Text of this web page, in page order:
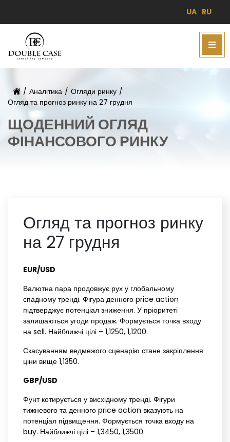
UA RU
/ Аналітика / Огляди ринку /
Огляд та прогноз ринку на 27 грудня
ЩОДЕННИЙ ОГЛЯД
ФІНАНСОВОГО РИНКУ
Огляд та прогноз ринку
на 27 грудня
EUR/USD‌ ‌
Валютна пара продовжує рух у глобальному
спадному тренді. Фігура денного price action
підтверджує потенціал зниження. У пріоритеті
залишаються угоди продаж. Формується точка входу
на sell. Найближчі цілі – 1,1250, 1,1200.
Скасуванням ведмежого сценарію стане закріплення
ціни вище 1,1350.
GBP/USD‌ ‌
Фунт котирується у висхідному тренді. Фігури
тижневого та денного price action вказують на
потенціал підвищення. Формується точка входу на
buy. Найближчі цілі – 1,3450, 1,3500.